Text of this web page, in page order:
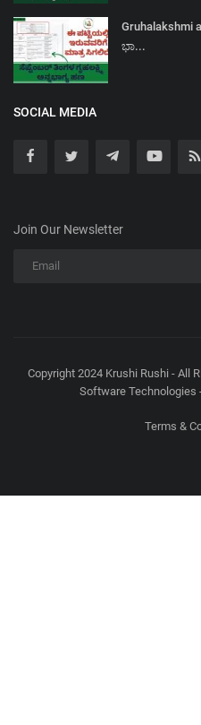
Gruhalakshmi
ಭಾ...
SOCIAL MEDIA
Join Our Newsletter
Copyright 2024 Krushi Rushi - All
Software Technologies
Terms &